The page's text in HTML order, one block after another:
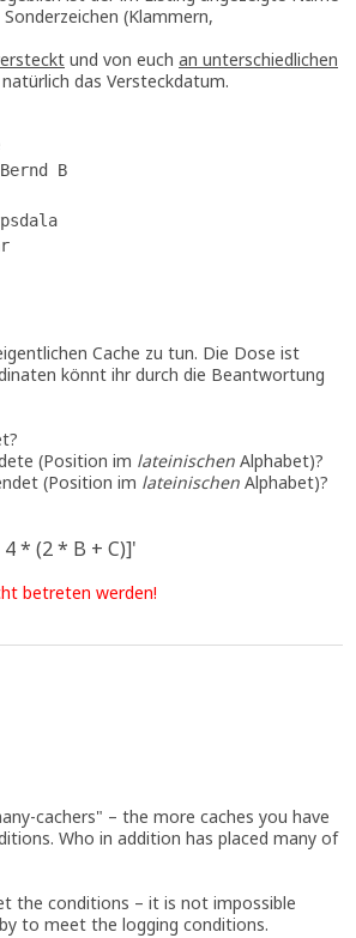
(Klammern,
und von euch an unterschiedlichen
das Versteckdatum.
B
Cache zu tun. Die Dose ist
könnt ihr durch die Beantwortung
(Position im lateinischen Alphabet)?
(Position im lateinischen Alphabet)?
* (2 * B + C)]'
betreten werden!
cachers" – the more caches you have
Who in addition has placed many of
the conditions – it is not impossible
to meet the logging conditions.